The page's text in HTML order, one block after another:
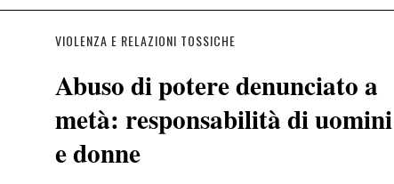
VIOLENZA E RELAZIONI TOSSICHE
Abuso di potere denunciato a
metà: responsabilità di uomini
e donne